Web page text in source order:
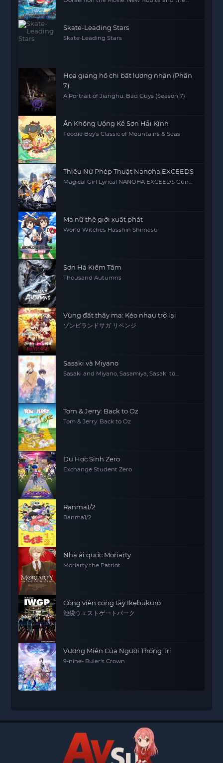
Skate-Leading Stars
Skate-Leading Stars
Họa giang hồ chi bất lương nhân (Phần
7)
A Portrait of Jianghu: Bad Guys (Season 7)
Ăn Không Uổng Kể Sơn Hải Kinh
Foodie Boy’s Classic of Mountains & Seas
Thiếu Nữ Phép Thuật Nanoha EXCEEDS
Magical Girl Lyrical NANOHA EXCEEDS Gun
Ma nữ thế giới xuất phát
World Witches Hasshin Shimasu
Sơn Hà Kiếm Tâm
Thousand Autumns
Vùng đất thây ma: Kéo nhau trở lại
ゾンビランドサガ リベンジ
Sasaki và Miyano
Sasaki and Miyano, Sasamiya, Sasaki to
Tom & Jerry: Back to Oz
Tom & Jerry: Back to Oz
Du Học Sinh Zero
Exchange Student Zero
Ranma1/2
Ranma1/2
Nhà ái quốc Moriarty
Moriarty the Patriot
Công viên cổng tây Ikebukuro
池袋ウエストゲートパーク
Vương Miện Của Người Thống Trị
9-nine- Ruler's Crown